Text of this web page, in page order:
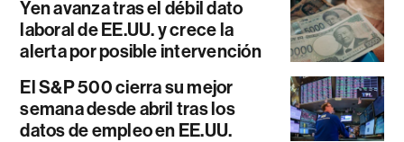
Yen avanza tras el débil dato
laboral de EE.UU. y crece la
alerta por posible intervención
El S&P 500 cierra su mejor
semana desde abril tras los
datos de empleo en EE.UU.